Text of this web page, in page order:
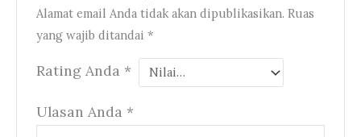
Alamat email Anda tidak akan dipublikasikan. Ruas
yang wajib ditandai*
Rating Anda *
Ulasan Anda *